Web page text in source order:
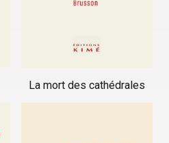
La mort des cathédrales